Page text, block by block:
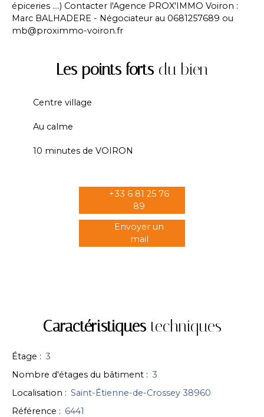
épiceries ....) Contacter l'Agence PROX'IMMO Voiron :
Marc BALHADERE - Négociateur au 0681257689 ou
mb@proximmo-voiron.fr
Les points forts du bien
Centre village
Au calme
10 minutes de VOIRON
+33 6 81 25 76
89
Envoyer un
mail
Caractéristiquestechniques
Étage : 3
Nombre d'étages du bâtiment : 3
Localisation : Saint-Étienne-de-Crossey 38960
Référence : 6441